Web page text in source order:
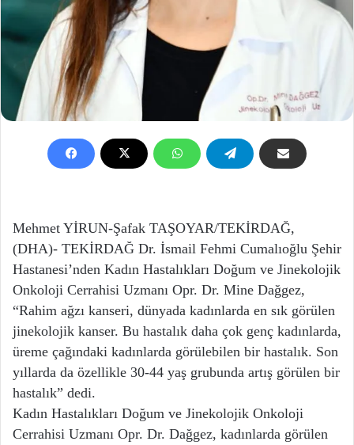
Mehmet YİRUN-Şafak TAŞOYAR/TEKİRDAĞ,
(DHA)- TEKİRDAĞ Dr. İsmail Fehmi Cumalıoğlu Şehir
Hastanesi’nden Kadın Hastalıkları Doğum ve Jinekolojik
Onkoloji Cerrahisi Uzmanı Opr. Dr. Mine Dağgez,
“Rahim ağzı kanseri, dünyada kadınlarda en sık görülen
jinekolojik kanser. Bu hastalık daha çok genç kadınlarda,
üreme çağındaki kadınlarda görülebilen bir hastalık. Son
yıllarda da özellikle 30-44 yaş grubunda artış görülen bir
hastalık” dedi.
Kadın Hastalıkları Doğum ve Jinekolojik Onkoloji
Cerrahisi Uzmanı Opr. Dr. Dağgez, kadınlarda görülen